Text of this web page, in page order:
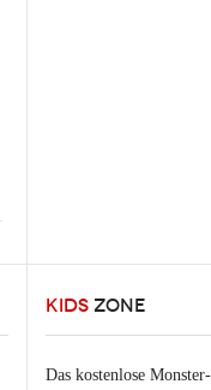
KIDS ZONE
Das kostenlose